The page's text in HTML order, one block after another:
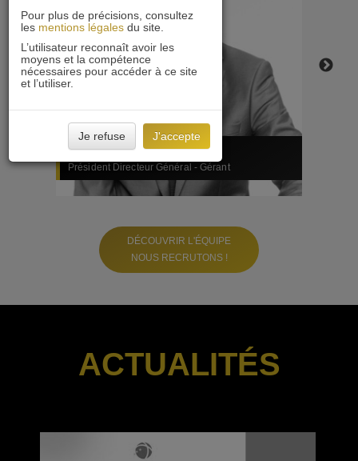
Daniel Tondu
Président Directeur Général - Gérant
des Analystes". Daniel est diplômé d'un
DESS de gestion bancaire et financière de
Dauphine et de la SFAF.
DÉCOUVRIR L'ÉQUIPE
NOUS RECRUTONS !
ACTUALITÉS
Pour plus de précisions, consultez
les mentions légales du site.
L’utilisateur reconnaît avoir les
moyens et la compétence
nécessaires pour accéder à ce site
et l’utiliser.
Je refuse J'accepte